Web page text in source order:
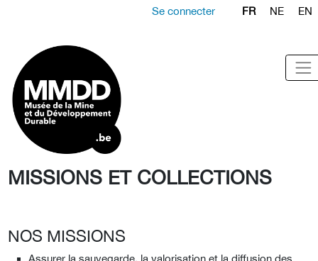
Se connecter FR NE EN
MISSIONS ET COLLECTIONS
NOS MISSIONS
Assurer la sauvegarde, la valorisation et la diffusion des